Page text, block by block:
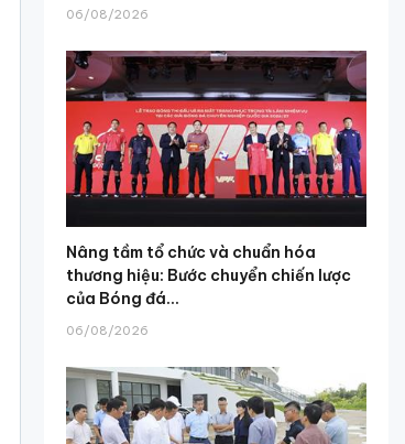
06/08/2026
Nâng tầm tổ chức và chuẩn hóa
thương hiệu: Bước chuyển chiến lược
của Bóng đá...
06/08/2026